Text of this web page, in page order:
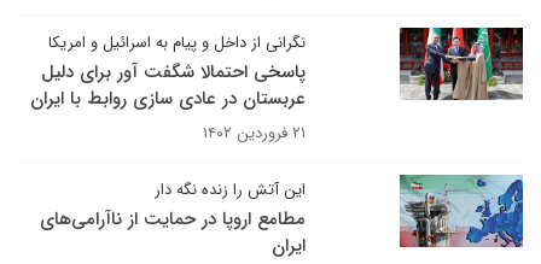
نگرانی از داخل و پیام به اسرائیل و امریکا
پاسخی احتمالا شگفت آور برای دلیل
عربستان در عادی سازی روابط با ایران
۲۱ فروردین ۱۴۰۲
این آتش را زنده نگه دار
مطامع اروپا در حمایت از ناآرامی‌های
ایران